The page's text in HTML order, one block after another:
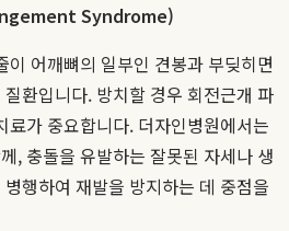
Syndrome)
이 어깨뼈의 일부인 견봉과 부딪히면
환입니다. 방치할 경우 회전근개 파
료가 중요합니다. 더자인병원에서는
, 충돌을 유발하는 잘못된 자세나 생
행하여 재발을 방지하는 데 중점을